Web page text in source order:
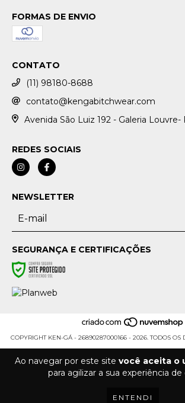
Ao navegar por este site você aceita o
para agilizar a sua experiência de
ENTENDI
FORMAS DE ENVIO
CONTATO
(11) 98180-8688
contato@kengabitchwear.com
Avenida São Luiz 192 - Galeria Louvre-
REDES SOCIAIS
NEWSLETTER
SEGURANÇA E CERTIFICAÇÕES
COPYRIGHT KEN-GÁ - 26890287000166 - 2026. TODOS OS